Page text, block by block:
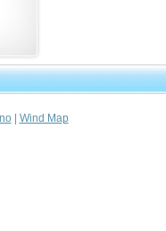
| Wind Map